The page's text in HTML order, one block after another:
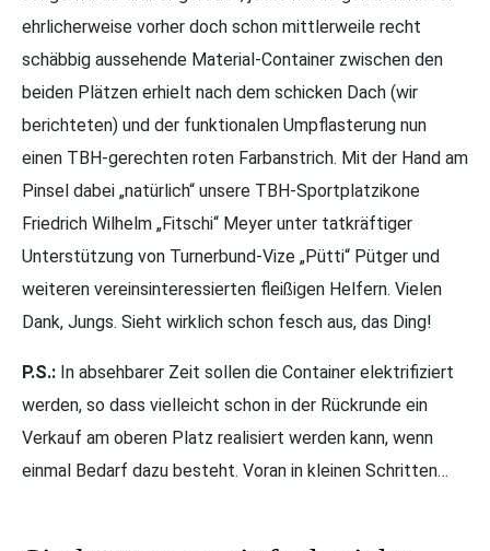
ehrlicherweise vorher doch schon mittlerweile recht
schäbbig aussehende Material-Container zwischen den
beiden Plätzen erhielt nach dem schicken Dach (wir
berichteten) und der funktionalen Umpflasterung nun
einen TBH-gerechten roten Farbanstrich. Mit der Hand am
Pinsel dabei „natürlich“ unsere TBH-Sportplatzikone
Friedrich Wilhelm „Fitschi“ Meyer unter tatkräftiger
Unterstützung von Turnerbund-Vize „Pütti“ Pütger und
weiteren vereinsinteressierten fleißigen Helfern. Vielen
Dank, Jungs. Sieht wirklich schon fesch aus, das Ding!
P.S.: In absehbarer Zeit sollen die Container elektrifiziert
werden, so dass vielleicht schon in der Rückrunde ein
Verkauf am oberen Platz realisiert werden kann, wenn
einmal Bedarf dazu besteht. Voran in kleinen Schritten…